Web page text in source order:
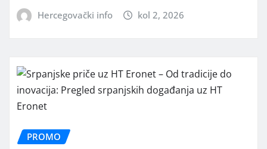
Hercegovački info kol 2, 2026
PROMO